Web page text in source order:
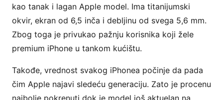
kao tanak i lagan Apple model. Ima titanijumski
okvir, ekran od 6,5 inča i debljinu od svega 5,6 mm.
Zbog toga je privukao pažnju korisnika koji žele
premium iPhone u tankom kućištu.
Takođe, vrednost svakog iPhonea počinje da pada
čim Apple najavi sledeću generaciju. Zato je procenu
najbolje pokrenuti dok je model još aktuelan na